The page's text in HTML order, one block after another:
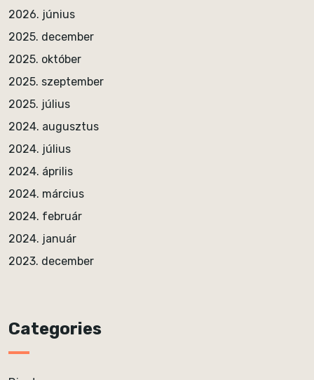
2026. június
2025. december
2025. október
2025. szeptember
2025. július
2024. augusztus
2024. július
2024. április
2024. március
2024. február
2024. január
2023. december
Categories